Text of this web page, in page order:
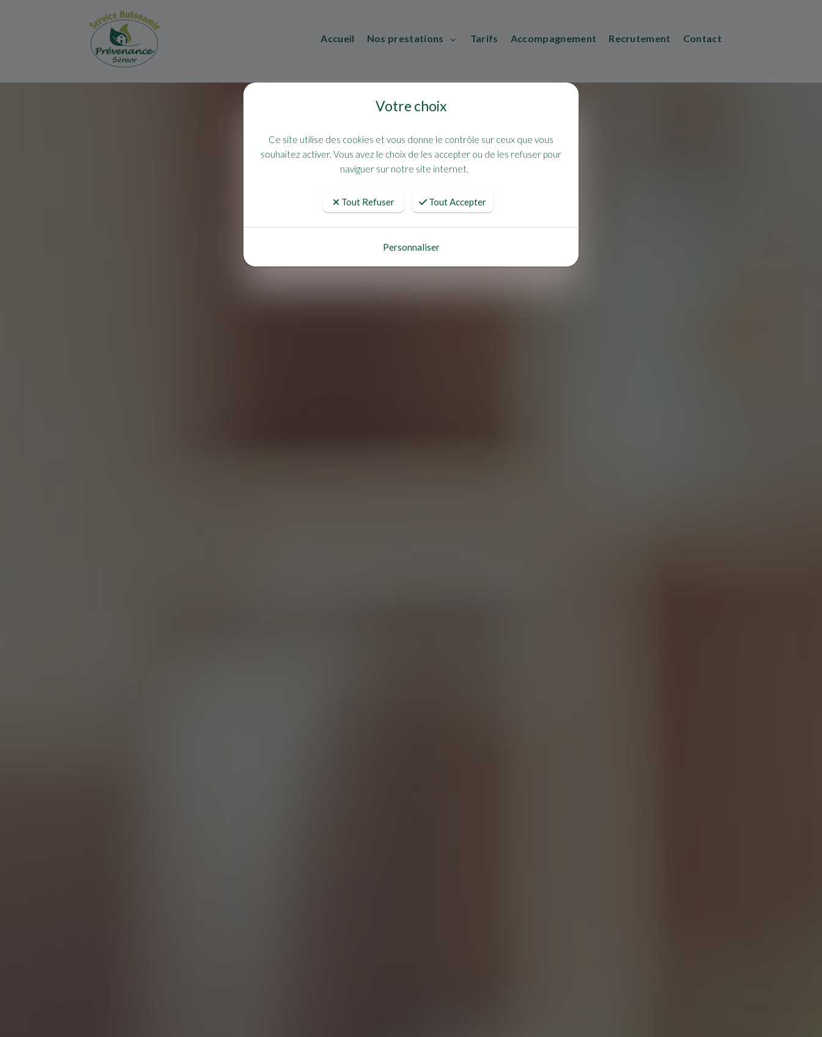
Accueil Nos prestations Tarifs Accompagnement Recrutement Contact
Votre choix
Ce site utilise des cookies et vous donne le contrôle sur ceux que vous
souhaitez activer. Vous avez le choix de les accepter ou de les refuser pour
naviguer sur notre site internet.
Tout Refuser Tout Accepter
Personnaliser